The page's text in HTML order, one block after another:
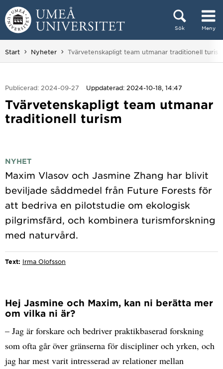
Hoppa direkt till innehållet
Sök Meny
Huvudmenyn dold.
Start Nyheter Du är här:
Tvärvetenskapligt team utmanar traditionell
Publicerad: 2024-09-27 Uppdaterad: 2024-10-18, 14:47
Tvärvetenskapligt team utmanar
traditionell turism
NYHET
Maxim Vlasov och Jasmine Zhang har blivit
beviljade såddmedel från Future Forests för
att bedriva en pilotstudie om ekologisk
pilgrimsfärd, och kombinera turismforskning
Text: Irma Olofsson
Hej Jasmine och Maxim, kan ni berätta mer
om vilka ni är?
– Jag är forskare och bedriver praktikbaserad forskning
som ofta går över gränserna för discipliner och yrken, och
jag har mest varit intresserad av relationer mellan